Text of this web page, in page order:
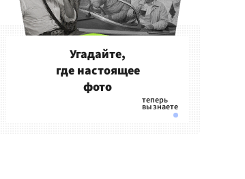
Угадайте,
где настоящее
фото